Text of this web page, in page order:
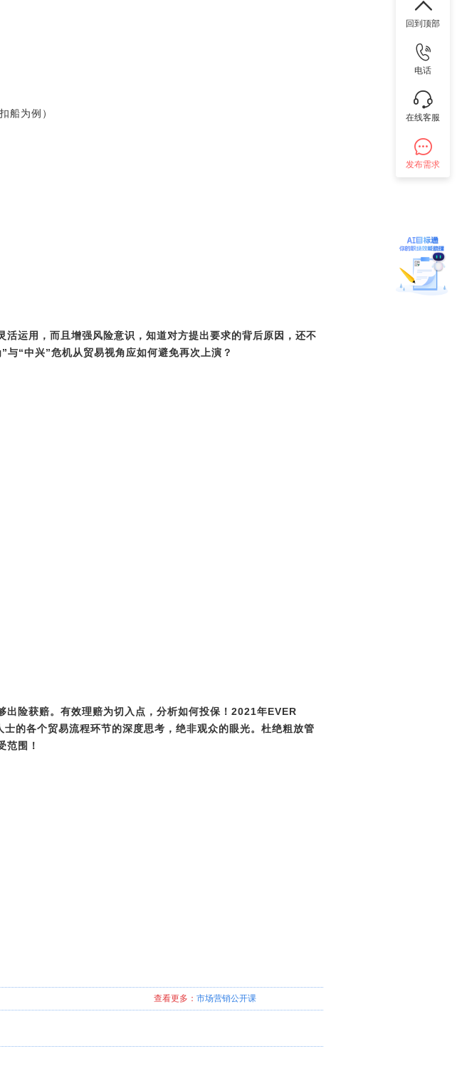
船为例）
运用，而且增强风险意识，知道对方提出要求的背后原因，还不
”与“中兴”危机从贸易视角应如何避免再次上演？
险获赔。有效理赔为切入点，分析如何投保！ 2021年EVER
的各个贸易流程环节的深度思考，绝非观众的眼光。杜绝粗放管
范围！
洞消除了吗？
查看更多： 市场营销公开课
回到顶部
电话
在线客服
发布需求